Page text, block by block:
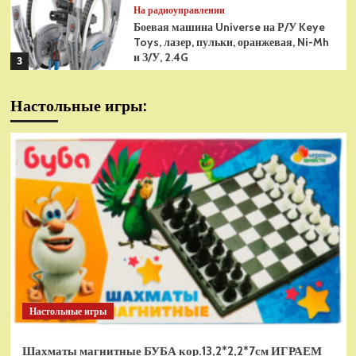
3
На радиоуправлении
Боевая машина Universe на Р/У Keye
Toys, лазер, пульки, оранжевая, Ni-Mh
и З/У, 2.4G
Радиоуправляемая модель
(HN1586)
На радиоуправлении
Р/У танк Taigen 1/16
Panzerkampfwagen III (Германия) HC
(для ИК танкового боя) V3 2.4G RTR,
TG3848-1HC-IR3.0
1
На радиоуправлении
Радиоуправляемый танк Torro
Sturmtiger Panzer 1к16
(TR1111700300)
Настольные игры:
Настольные игры
Шахматы магнитные БУБА кор.13,2*2,2*7см ИГРАЕМ